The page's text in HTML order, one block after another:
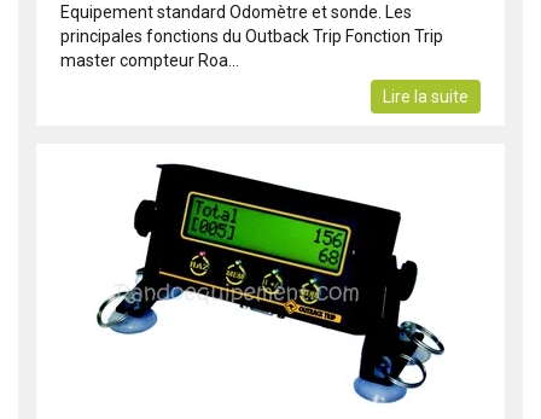
Equipement standard Odomètre et sonde. Les
principales fonctions du Outback Trip Fonction Trip
master compteur Roa...
Lire la suite